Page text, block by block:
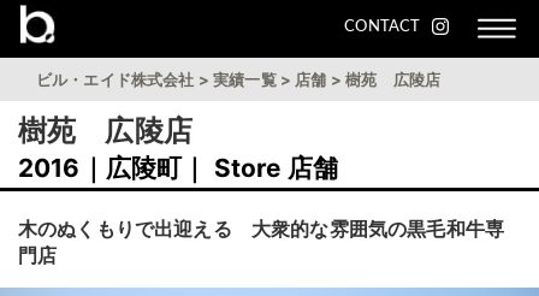
CONTACT
ビル・エイド株式会社 >実績一覧> 店舗 >樹苑 広陵店
樹苑 広陵店
2016｜広陵町｜ Store 店舗
木のぬくもりで出迎える 大衆的な雰囲気の黒毛和牛専
門店